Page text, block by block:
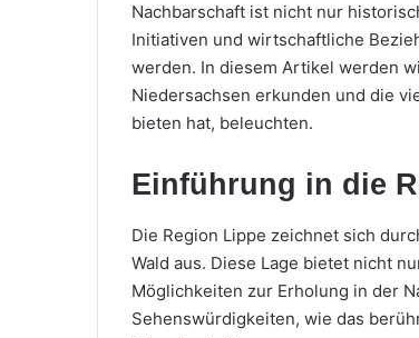
Nachbarschaft ist nicht nur
Initiativen und wirtschaftliche
werden. In diesem Artikel werden
Niedersachsen erkunden und die
bieten hat, beleuchten.
Einführung in die
Die Region Lippe zeichnet sich
Wald aus. Diese Lage bietet nicht
Möglichkeiten zur Erholung in der
Sehenswürdigkeiten, wie das